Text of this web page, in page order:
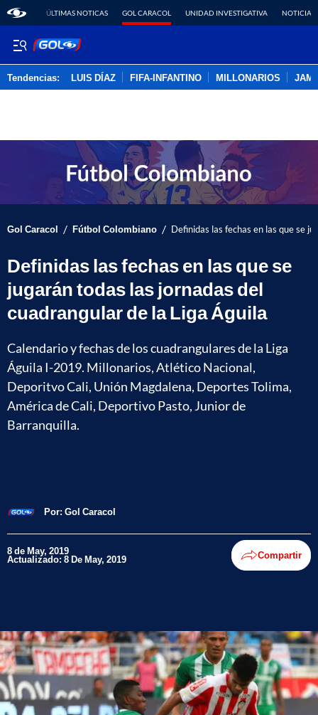
ÚLTIMAS NOTICAS GOL CARACOL UNIDAD INVESTIGATIVA NOTICIAS
Tendencias: LUIS DÍAZ FIFA-INFANTINO MILLONARIOS
Gol Caracol / Fútbol Colombiano / Definidas las fechas en las que se
Definidas las fechas en las que se
jugarán todas las jornadas del
cuadrangular de la Liga Águila
Calendario y fechas de los cuadrangulares de la Liga
Águila I-2019. Millonarios, Atlético Nacional,
Deporitvo Cali, Unión Magdalena, Deportes Tolima,
América de Cali, Deportivo Pasto, Junior de
Barranquilla.
Por: Gol Caracol
8 de May, 2019
Actualizado: 8 De May, 2019 Compartir